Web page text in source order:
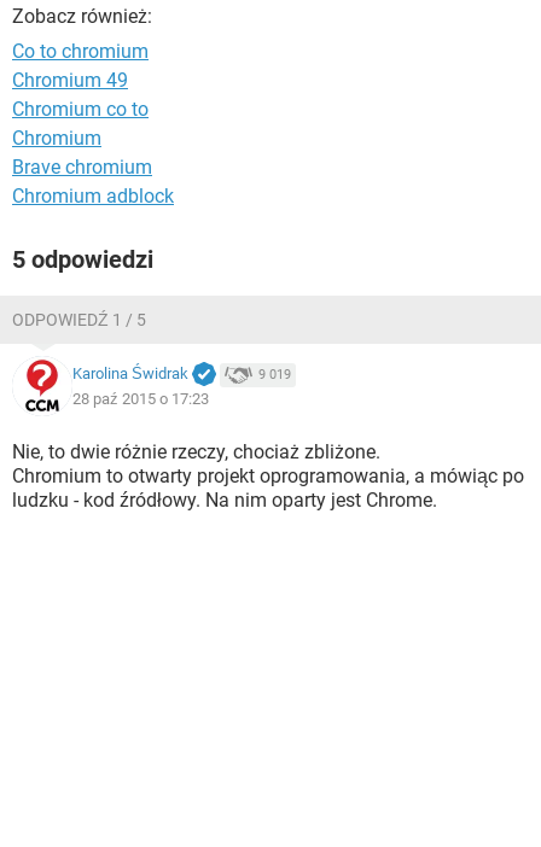
WINDOWS 10
Zobacz również:
Co to chromium
Chromium 49
Chromium co to
Chromium
Brave chromium
Chromium adblock
5 odpowiedzi
ODPOWIEDŹ 1 / 5
Karolina Świdrak 9 019
28 paź 2015 o 17:23
Nie, to dwie różnie rzeczy, chociaż zbliżone.
Chromium to otwarty projekt oprogramowania, a mówiąc po
ludzku - kod źródłowy. Na nim oparty jest Chrome.